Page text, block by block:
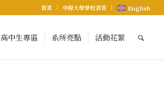
首頁 中原大學學校首頁 English
高中生專區 系所亮點 活動花絮